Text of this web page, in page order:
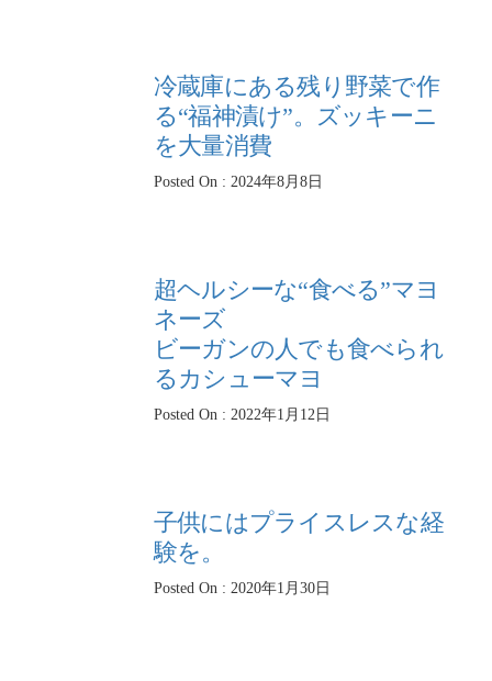
冷蔵庫にある残り野菜で作
る“福神漬け”。ズッキーニ
を大量消費
Posted On : 2024年8月8日
超ヘルシーな“食べる”マヨ
ネーズ
ビーガンの人でも食べられ
るカシューマヨ
Posted On : 2022年1月12日
子供にはプライスレスな経
験を。
Posted On : 2020年1月30日